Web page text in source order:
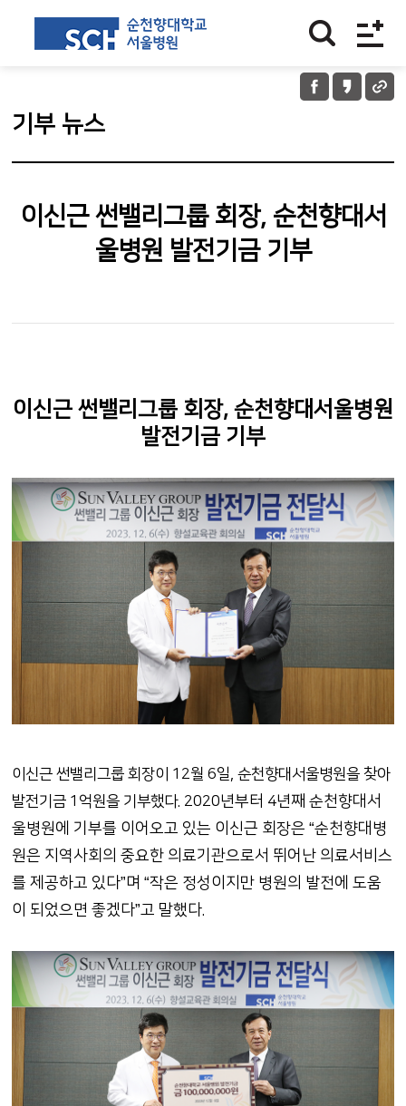
기부 뉴스
이신근 썬밸리그룹 회장, 순천향대서
울병원 발전기금 기부
이신근 썬밸리그룹 회장, 순천향대서울병원
발전기금 기부
이신근 썬밸리그룹 회장이 12월 6일, 순천향대서울병원을 찾아
발전기금 1억원을 기부했다. 2020년부터 4년째 순천향대서
울병원에 기부를 이어오고 있는 이신근 회장은 “순천향대병
원은 지역사회의 중요한 의료기관으로서 뛰어난 의료서비스
를 제공하고 있다”며 “작은 정성이지만 병원의 발전에 도움
이 되었으면 좋겠다”고 말했다.